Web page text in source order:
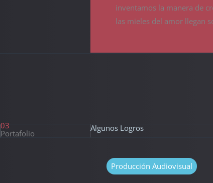
inventamos la manera de
las mieles del amor llegan
03
Portafolio
Algunos Logros
Producción Audiovisual